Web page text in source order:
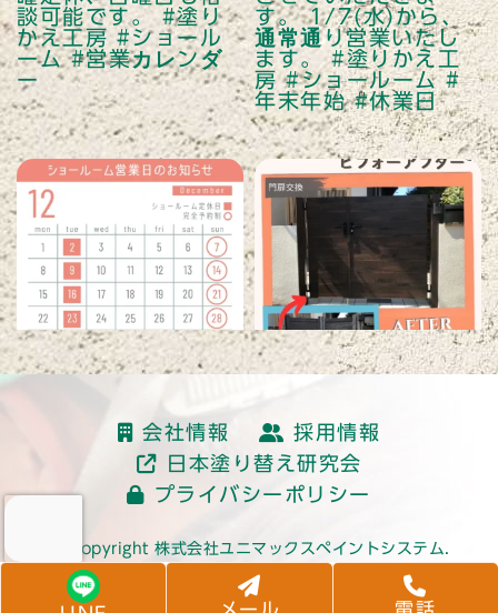
読み込む
会社情報
採用情報
日本塗り替え研究会
プライバシーポリシー
© Copyright 株式会社ユニマックスペイントシステム.
メール 電話